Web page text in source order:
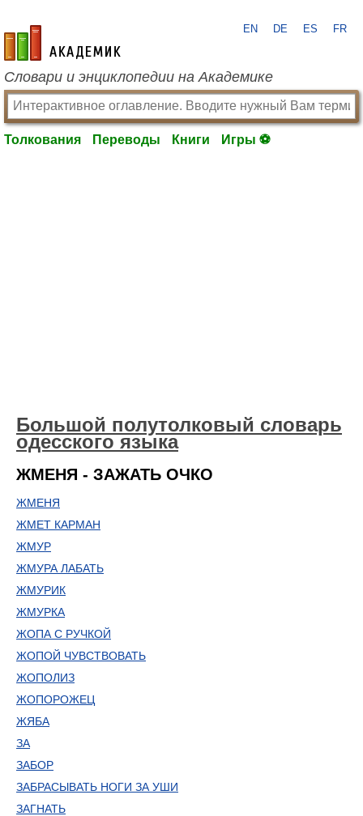
academic.ru
EN DE ES FR
Словари и энциклопедии на Академике
Толкования Переводы Книги Игры ⚽
Большой полутолковый словарь
одесского языка
ЖМЕНЯ - ЗАЖАТЬ ОЧКО
ЖМЕНЯ
ЖМЕТ КАРМАН
ЖМУР
ЖМУРА ЛАБАТЬ
ЖМУРИК
ЖМУРКА
ЖОПА С РУЧКОЙ
ЖОПОЙ ЧУВСТВОВАТЬ
ЖОПОЛИЗ
ЖОПОРОЖЕЦ
ЖЯБА
ЗА
ЗАБОР
ЗАБРАСЫВАТЬ НОГИ ЗА УШИ
ЗАГНАТЬ